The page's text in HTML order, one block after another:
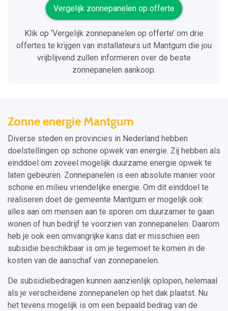
Vergelijk zonnepanelen op offerte
Klik op ‘Vergelijk zonnepanelen op offerte’ om drie
offertes te krijgen van installateurs uit Mantgum die jou
vrijblijvend zullen informeren over de beste
zonnepanelen aankoop.
Zonne energie Mantgum
Diverse steden en provincies in Nederland hebben
doelstellingen op schone opwek van energie. Zij hebben als
einddoel om zoveel mogelijk duurzame energie opwek te
laten gebeuren. Zonnepanelen is een absolute manier voor
schone en milieu vriendelijke energie. Om dit einddoel te
realiseren doet de gemeente Mantgum er mogelijk ook
alles aan om mensen aan te sporen om duurzamer te gaan
wonen of hun bedrijf te voorzien van zonnepanelen. Daarom
heb je ook een omvangrijke kans dat er misschien een
subsidie beschikbaar is om je tegemoet te komen in de
kosten van de aanschaf van zonnepanelen.
De subsidiebedragen kunnen aanzienlijk oplopen, helemaal
als je verscheidene zonnepanelen op het dak plaatst. Nu
het tevens mogelijk is om een bepaald bedrag van de